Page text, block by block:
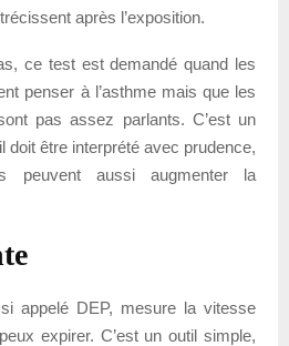
après l’exposition.
ce test est demandé quand les
penser à l’asthme mais que les
pas assez parlants. C’est un
doit être interprété avec prudence,
peuvent aussi augmenter la
appelé DEP, mesure la vitesse
expirer. C’est un outil simple,